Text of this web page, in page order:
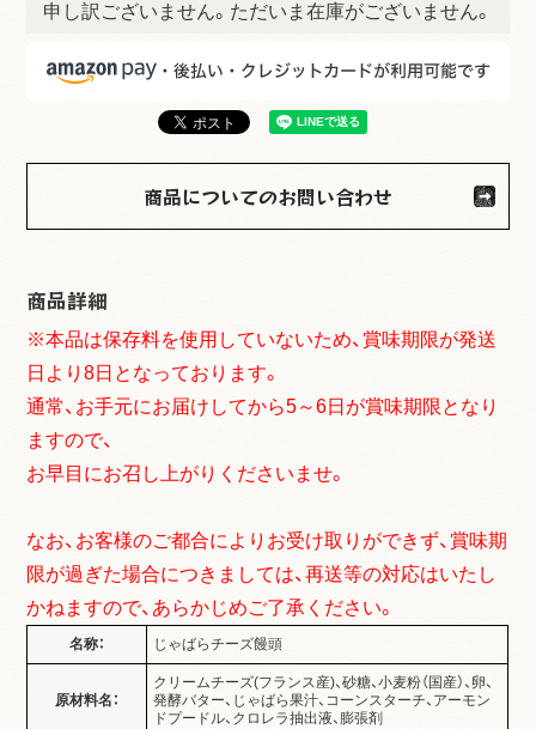
申し訳ございません。ただいま在庫がございません。
商品についてのお問い合わせ
商品詳細
※本品は保存料を使用していないため、賞味期限が発送
日より8日となっております。
通常、お手元にお届けしてから5～6日が賞味期限となり
ますので、
お早目にお召し上がりくださいませ。
なお、お客様のご都合によりお受け取りができず、賞味期
限が過ぎた場合につきましては、再送等の対応はいたし
かねますので、あらかじめご了承ください。
名称： じゃばらチーズ饅頭
原材料名：
クリームチーズ(フランス産)、砂糖、小麦粉（国産）、卵、
発酵バター、じゃばら果汁、コーンスターチ、アーモン
ドプードル、クロレラ抽出液、膨張剤